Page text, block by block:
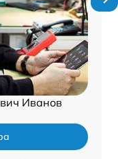
Иванов